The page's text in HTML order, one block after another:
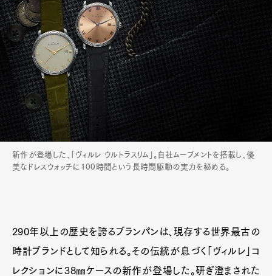
新作が登場した、「ヴィルレ ウルトラスリム」。自社ムーブメントを搭載し、優
美なドレスウォッチに100時間という長時間駆動の実力を秘める。
290年以上の歴史を誇るブランパンは、現存する世界最古の
時計ブランドとして知られる。その伝統が息づく「ヴィルレ」コ
レクションに38㎜ケースの新作が登場した。研ぎ澄まされた